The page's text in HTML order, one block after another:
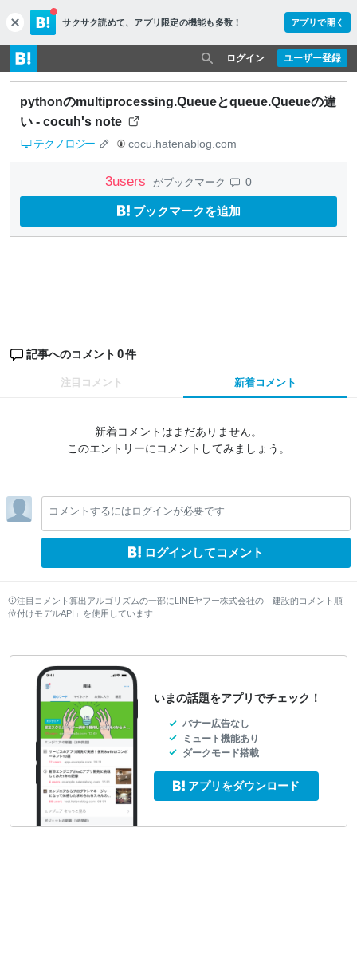
c
l
o
s
e
サクサク読めて、 アプリ限定の機能も多数！ アプリで開く
ユーザー登録
ログイン
pythonのmultiprocessing.Queueとqueue.Queueの違
い - cocuh's note
テクノロジー cocu.hatenablog.com
3users がブックマーク 0
ブックマークを追加
記事へのコメント 0件
注目コメント 新着コメント
新着コメントはまだありません。
このエントリーにコメントしてみましょう。
コメントするにはログインが必要です
ログインしてコメント
注目コメント算出アルゴリズムの一部にLINEヤフー株式会社の「建設的コメント順
位付けモデルAPI」を使用しています
いまの話題をアプリでチェック！
バナー広告なし
ミュート機能あり
ダークモード搭載
アプリをダウンロード